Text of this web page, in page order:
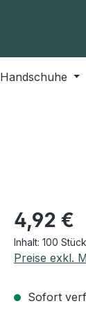
Handschuhe
Regulärer
4,92 €
Inhalt: 100 Stück
Preise exkl.
Sofort